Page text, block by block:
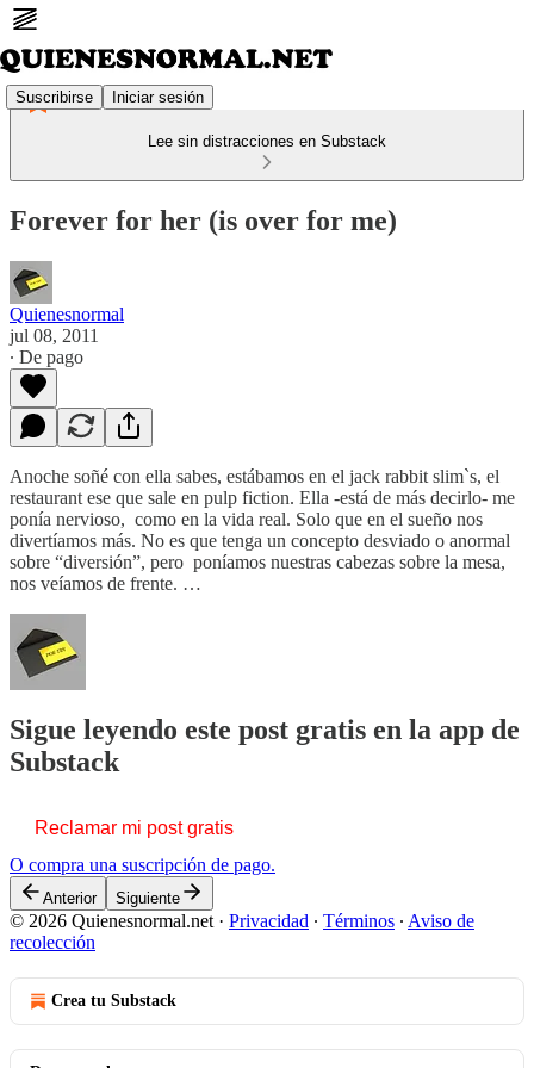
Suscribirse Iniciar sesión
Lee sin distracciones en Substack
Forever for her (is over for me)
Quienesnormal
jul 08, 2011
∙ De pago
Anoche soñé con ella sabes, estábamos en el jack rabbit slim`s, el
restaurant ese que sale en pulp fiction. Ella -está de más decirlo- me
ponía nervioso, como en la vida real. Solo que en el sueño nos
divertíamos más. No es que tenga un concepto desviado o anormal
sobre “diversión”, pero poníamos nuestras cabezas sobre la mesa,
nos veíamos de frente. …
Sigue leyendo este post gratis en la app de
Substack
Reclamar mi post gratis
O compra una suscripción de pago.
Anterior Siguiente
© 2026 Quienesnormal.net · Privacidad ∙ Términos ∙ Aviso de
recolección
Crea tu Substack